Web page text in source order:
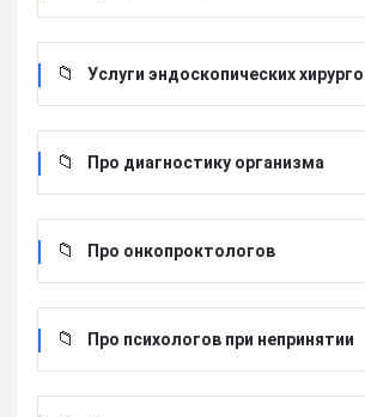
Услуги эндоскопических
Про диагностику организма
Про онкопроктологов
Про психологов при непринятии